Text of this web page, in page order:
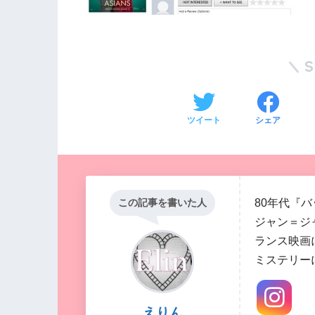
ツイート シェア
この記事を書いた人
80年代『
ジャン＝
ランス映画
ミステリ